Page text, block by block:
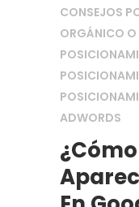
CONSEJOS
ORGÁNICO O
ADWORDS